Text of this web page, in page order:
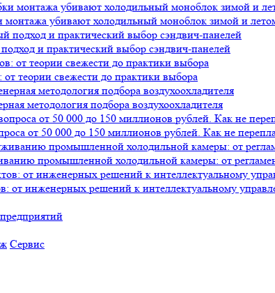
монтажа убивают холодильный моноблок зимой и
и практический выбор сэндвич-панелей
теории свежести до практики выбора
методология подбора воздухоохладителя
от 50 000 до 150 миллионов рублей. Как не
промышленной холодильной камеры: от
от инженерных решений к интеллектуальному
Сервис